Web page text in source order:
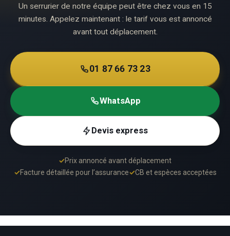
Un serrurier de notre équipe peut être chez vous en 15
minutes. Appelez maintenant : le tarif vous est annoncé
avant tout déplacement.
01 87 66 73 23
WhatsApp
Devis express
✓Prix annoncé avant déplacement
✓Facture détaillée pour l’assurance✓CB et espèces acceptées